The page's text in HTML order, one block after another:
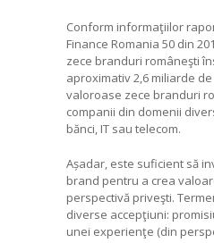
Conform informaţiilor
Finance Romania 50 din
zece branduri româneşti
aproximativ 2,6 miliarde
valoroase zece branduri
companii din domenii
bănci, IT sau telecom.
Așadar, este suficient să
brand pentru a crea
perspectivă priveşti.
diverse accepţiuni:
unei experienţe (din